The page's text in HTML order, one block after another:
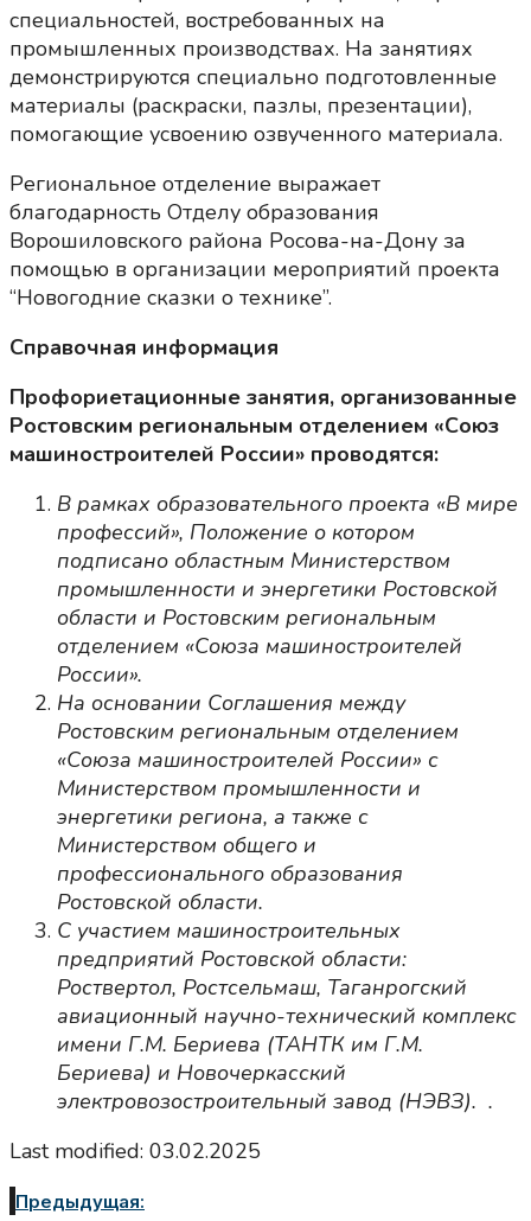
специальностей, востребованных на
промышленных производствах. На занятиях
демонстрируются специально подготовленные
материалы (раскраски, пазлы, презентации),
помогающие усвоению озвученного материала.
Региональное отделение выражает
благодарность Отделу образования
Ворошиловского района Росова-на-Дону за
помощью в организации мероприятий проекта
“Новогодние сказки о технике”.
Справочная информация
Профориетационные занятия, организованные
Ростовским региональным отделением «Союз
машиностроителей России» проводятся:
В рамках образовательного проекта «В мире
профессий», Положение о котором
подписано областным Министерством
промышленности и энергетики Ростовской
области и Ростовским региональным
отделением «Союза машиностроителей
России».
На основании Соглашения между
Ростовским региональным отделением
«Союза машиностроителей России» с
Министерством промышленности и
энергетики региона, а также с
Министерством общего и
профессионального образования
Ростовской области.
С участием машиностроительных
предприятий Ростовской области:
Роствертол, Ростсельмаш, Таганрогский
авиационный научно-технический комплекс
имени Г.М. Бериева (ТАНТК им Г.М.
Бериева) и Новочеркасский
электровозостроительный завод (НЭВЗ). .
Last modified: 03.02.2025
Предыдущая: